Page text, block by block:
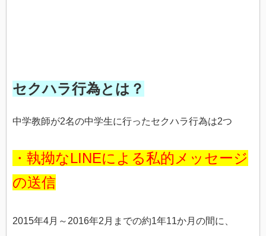
セクハラ行為とは？
中学教師が2名の中学生に行ったセクハラ行為は2つ
・執拗なLINEによる私的メッセージ
の送信
2015年4月～2016年2月までの約1年11か月の間に、